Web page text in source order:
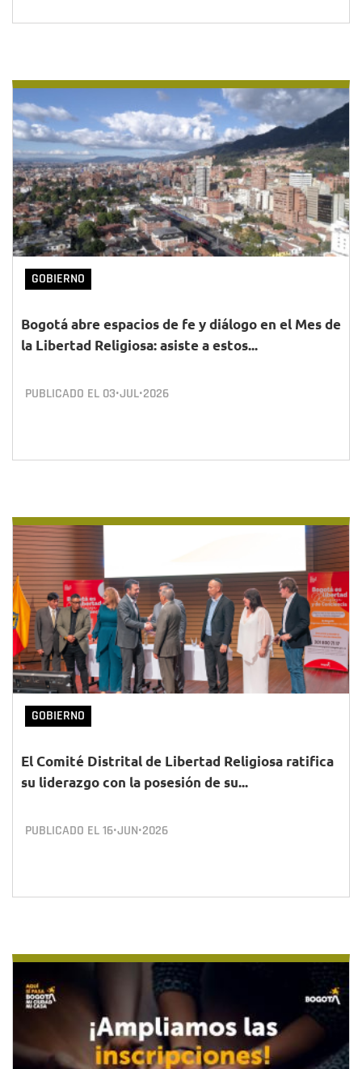
GOBIERNO
Bogotá abre espacios de fe y diálogo en el Mes de
la Libertad Religiosa: asiste a estos...
PUBLICADO EL 03•JUL•2026
GOBIERNO
El Comité Distrital de Libertad Religiosa ratifica
su liderazgo con la posesión de su...
PUBLICADO EL16•JUN•2026